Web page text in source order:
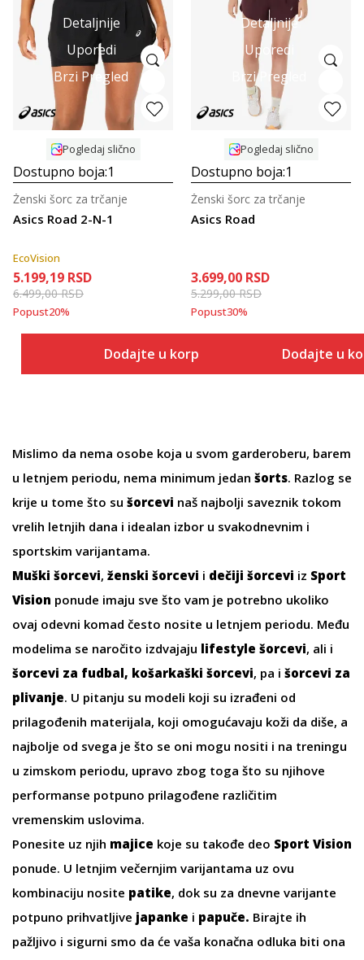
Detaljnije
Uporedi
Brzi Pregled
Pogledaj slično
Dostupno boja:1
Asics Road 2-N-1
Ženski šorc za trčanje
EcoVision
5.199,19 RSD
6.499,00RSD
Popust20%
Dodajte u korpu
Detaljnije
Uporedi
Brzi Pregled
Pogledaj slično
Dostupno boja:1
Asics Road
Ženski šorc za trčanje
3.699,00 RSD
5.299,00RSD
Popust30%
Dodajte u
Mislimo da nema osobe koja u svom garderoberu, barem
u letnjem periodu, nema minimum jedan šorts. Razlog se
krije u tome što su šorcevi naš najbolji saveznik tokom
vrelih letnjih dana i idealan izbor u svakodnevnim i
sportskim varijantama.
Muški šorcevi, ženski šorcevi i dečiji šorcevi iz Sport
Vision ponude imaju sve što vam je potrebno ukoliko
ovaj odevni komad često nosite u letnjem periodu. Među
modelima se naročito izdvajaju lifestyle šorcevi, ali i
šorcevi za fudbal, košarkaški šorcevi, pa i šorcevi za
plivanje. U pitanju su modeli koji su izrađeni od
prilagođenih materijala, koji omogućavaju koži da diše, a
najbolje od svega je što se oni mogu nositi i na treningu
u zimskom periodu, upravo zbog toga što su njihove
performanse potpuno prilagođene različitim
vremenskim uslovima.
Ponesite uz njih majice koje su takođe deo Sport Vision
ponude. U letnjim večernjim varijantama uz ovu
kombinaciju nosite patike, dok su za dnevne varijante
potpuno prihvatljive japanke i papuče. Birajte ih
pažljivo i sigurni smo da će vaša konačna odluka biti ona